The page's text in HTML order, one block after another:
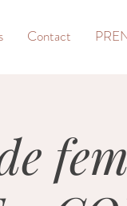
Contact